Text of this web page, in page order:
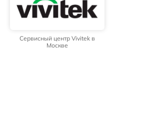
Сервисный центр Vivitek в
Москве